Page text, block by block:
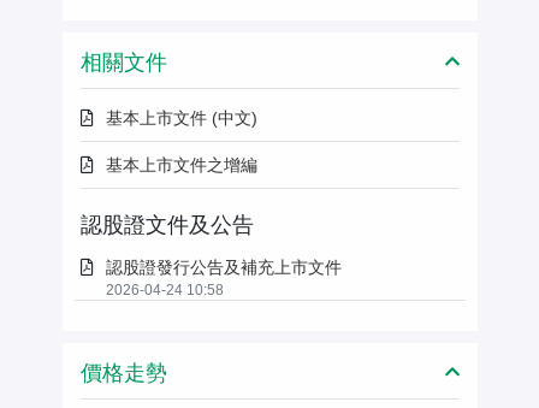
相關文件
基本上市文件 (中文)
基本上市文件之增編
認股證文件及公告
認股證發行公告及補充上市文件
2026-04-24 10:58
價格走勢